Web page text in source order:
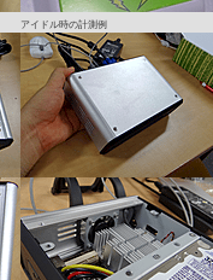
アイドル時の計測例